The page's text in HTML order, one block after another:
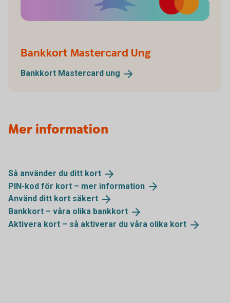
Bankkort Mastercard Ung
Bankkort Mastercard ung
Mer information
Så använder du ditt kort
PIN-kod för kort – mer information
Använd ditt kort säkert
Bankkort – våra olika bankkort
Aktivera kort – så aktiverar du våra olika kort